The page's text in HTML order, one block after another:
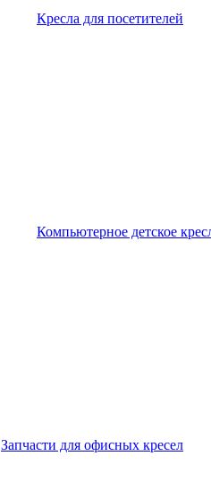
Кресла для посетителей
Компьютерное детское
Запчасти для офисных кресел